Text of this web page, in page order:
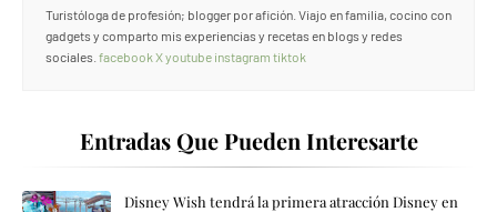
Turistóloga de profesión; blogger por afición. Viajo en familia, cocino con
gadgets y comparto mis experiencias y recetas en blogs y redes
sociales. facebook Xyoutube instagram tiktok
Entradas Que Pueden Interesarte
Disney Wish tendrá la primera atracción Disney en